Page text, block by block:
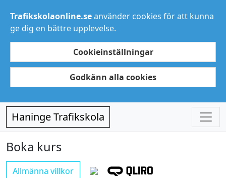
Trafikskolaonline.seanvänder cookies för att kunna
ge dig en bättre upplevelse.
Cookieinställningar
Godkänn alla cookies
Haninge Trafikskola
Boka kurs
Allmänna villkor